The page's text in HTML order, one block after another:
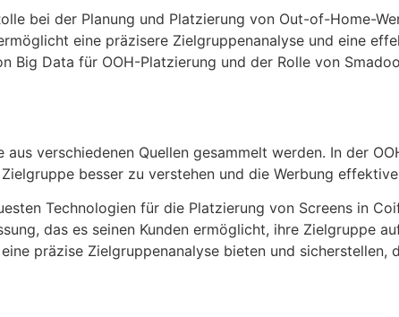
bei der Planung und Platzierung von Out-of-Home-
eine präzisere Zielgruppenanalyse und eine
Data für OOH-Platzierung und der Rolle von
verschiedenen Quellen gesammelt werden. In der
besser zu verstehen und die Werbung
Technologien für die Platzierung von Screens in
das es seinen Kunden ermöglicht, ihre Zielgruppe
präzise Zielgruppenanalyse bieten und